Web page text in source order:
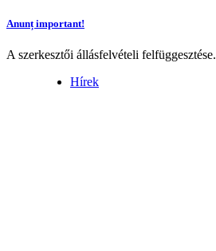
Anunț important!
A szerkesztői állásfelvételi felfüggesztése.
Hírek